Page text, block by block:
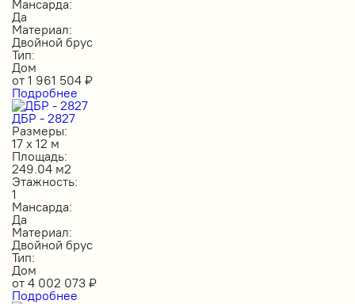
Мансарда:
Да
Материал:
Двойной брус
Тип:
Дом
от 1 961 504 ₽
Подробнее
ДБР - 2827
Размеры:
17 х 12 м
Площадь:
249.04 м2
Этажность:
1
Мансарда:
Да
Материал:
Двойной брус
Тип:
Дом
от 4 002 073 ₽
Подробнее